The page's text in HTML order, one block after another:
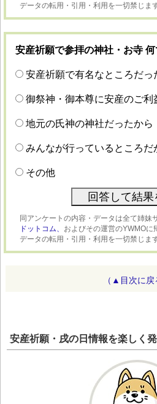
データの転用・引用・利用を一切禁じます
安産祈願で参拝の神社・お寺
安産祈願で有名なところだっ
御祭神・御本尊に安産のご利
地元の氏神の神社だったから
みんなが行っているところだ
その他
同アンケートの内容・データは全て姉妹
ドットコム、 およびその運営のYWMOに
データの転用・引用・利用を一切禁じます
（▲目次に戻
安産祈願・戌の日情報を楽しく発